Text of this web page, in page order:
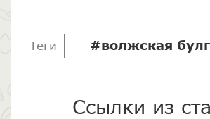
Теги #волжская
Ссылки из